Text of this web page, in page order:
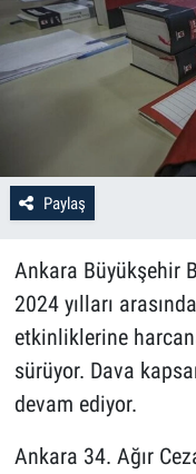
Paylaş
Ankara Büyükşehir
2024 yılları
etkinliklerine
sürüyor. Dava
devam ediyor.
Ankara 34. Ağır